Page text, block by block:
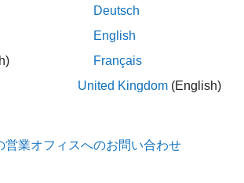
Deutsch
English
Français
United Kingdom (English)
営業オフィスへのお問い合わせ